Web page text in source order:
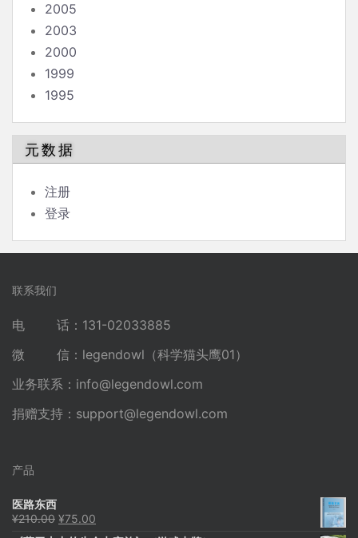
2005
2003
2000
1999
1995
元数据
注册
登录
联系我们
电 话：131-02033885
微 信：legendowl（科学猫头鹰01）
业务联系： info@legendowl.com
捐赠支持： support@legendowl.com
产品
医路东西
¥210.00 原
¥75.00